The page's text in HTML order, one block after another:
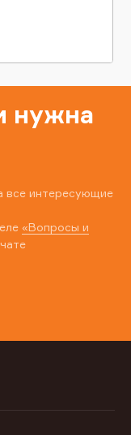
нужна
все интересующие
«Вопросы и